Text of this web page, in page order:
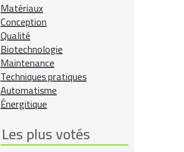
Matériaux
Conception
Qualité
Biotechnologie
Maintenance
Techniques pratiques
Automatisme
Énergitique
Les plus votés